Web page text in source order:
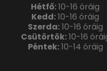
Hétfő:10-16 óráig
Kedd:10-16 óráig
Szerda:10-16 óráig
Csütörtök:10-16
Péntek:10-14 óráig